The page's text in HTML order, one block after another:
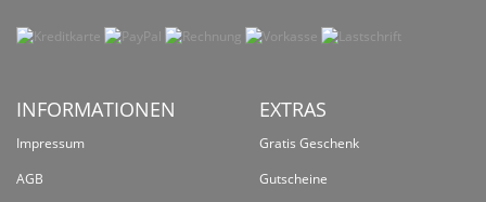
INFORMATIONEN
Impressum
AGB
EXTRAS
Gratis Geschenk
Gutscheine